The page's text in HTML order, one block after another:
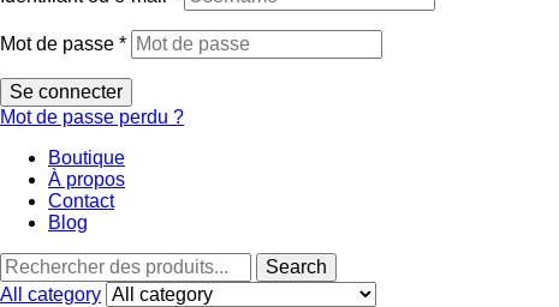
Mot de passe *
Se connecter
Mot de passe perdu ?
Boutique
À propos
Contact
Blog
Search
for:
Search
All category